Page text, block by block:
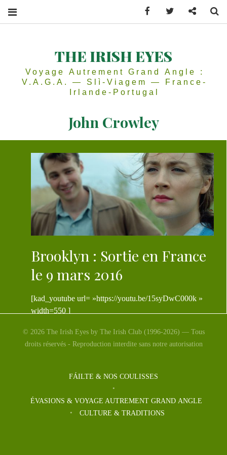
THE IRISH EYES
Voyage Autrement Grand Angle :
V.A.G.A. — Slì-Viagem — France-
Irlande-Portugal
John Crowley
Brooklyn : Sortie en France
le 9 mars 2016
[kad_youtube url= »https://youtu.be/15syDwC000k »
width=550 ]
© 2026 The Irish Eyes by The Irish Club (1996-2026) — Tous
droits réservés - Reproduction interdite sans notre autorisation
FÁILTE & NOS COULISSES
ÉVASIONS & VOYAGE AUTREMENT GRAND ANGLE
CULTURE & TRADITIONS
Facebook Twitter